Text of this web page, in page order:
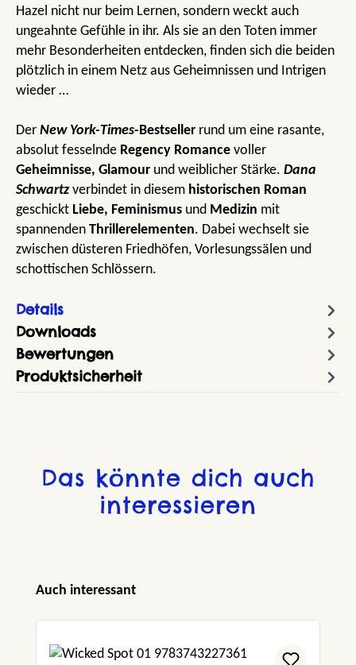
Hazel nicht nur beim Lernen, sondern weckt auch
ungeahnte Gefühle in ihr. Als sie an den Toten immer
mehr Besonderheiten entdecken, finden sich die beiden
plötzlich in einem Netz aus Geheimnissen und Intrigen
wieder …
Der New York-Times-Bestseller rund um eine rasante,
absolut fesselnde Regency Romance voller
Geheimnisse, Glamour und weiblicher Stärke. Dana
Schwartzverbindet in diesem historischen Roman
geschickt Liebe, Feminismus und Medizin mit
spannenden Thrillerelementen. Dabei wechselt sie
zwischen düsteren Friedhöfen, Vorlesungssälen und
schottischen Schlössern.
Details
Downloads
Bewertungen
Produktsicherheit
Das könnte dich auch
interessieren
Produktgalerie überspringen
Auch interessant